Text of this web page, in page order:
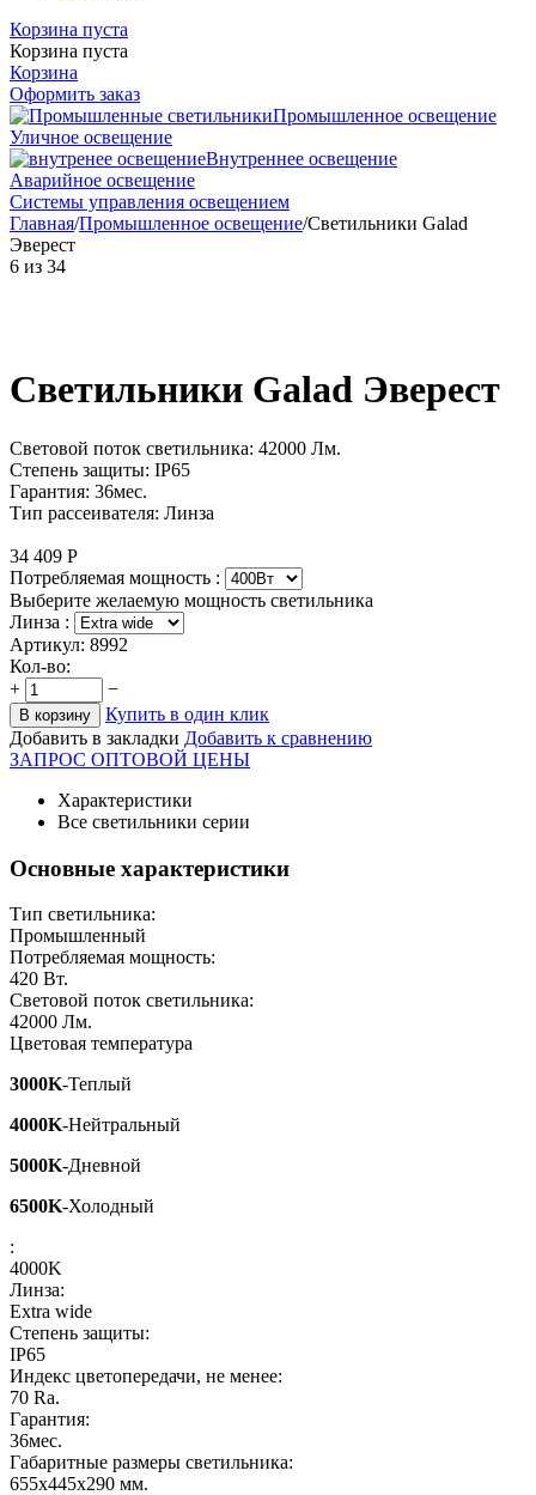
Корзина пуста
Корзина пуста
Корзина
Оформить заказ
Промышленное освещение
Уличное освещение
Внутреннее освещение
Аварийное освещение
Системы управления освещением
Главная/Промышленное освещение/Светильники Galad
Эверест
6 из 34
Светильники Galad Эверест
Световой поток светильника: 42000 Лм.
Степень защиты: IP65
Гарантия: 36мес.
Тип рассеивателя: Линза
34 409 Р
Потребляемая мощность :
Выберите желаемую мощность светильника
Линза :
Артикул: 8992
Кол-во:
+
−
В корзину
Купить в один клик
Добавить в закладки Добавить к сравнению
ЗАПРОС ОПТОВОЙ ЦЕНЫ
Характеристики
Все светильники серии
Основные характеристики
Тип светильника:
Промышленный
Потребляемая мощность:
420 Вт.
Световой поток светильника:
42000 Лм.
Цветовая температура
3000K-Теплый
4000K-Нейтральный
5000K-Дневной
6500K-Холодный
:
4000K
Линза:
Extra wide
Степень защиты:
IP65
Индекс цветопередачи, не менее:
70 Ra.
Гарантия:
36мес.
Габаритные размеры светильника:
655x445x290 мм.